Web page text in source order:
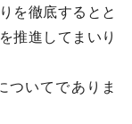
を徹底するとと
推進してまいり
いてでありま